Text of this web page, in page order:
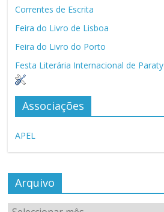
Correntes de Escrita
Feira do Livro de Lisboa
Feira do Livro do Porto
Festa Literária Internacional de Paraty
Associações
APEL
Arquivo
Arquivo